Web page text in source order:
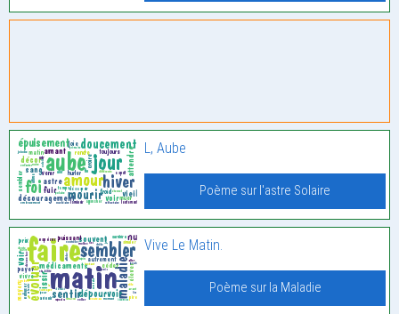
L, Aube
Poème sur l'astre Solaire
Vive Le Matin.
Poème sur la Maladie